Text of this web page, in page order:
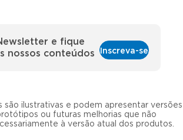
são ilustrativas e podem apresentar versões
ou futuras melhorias que não
à versão atual dos produtos.
e fique
nossos conteúdos
Inscreva-se